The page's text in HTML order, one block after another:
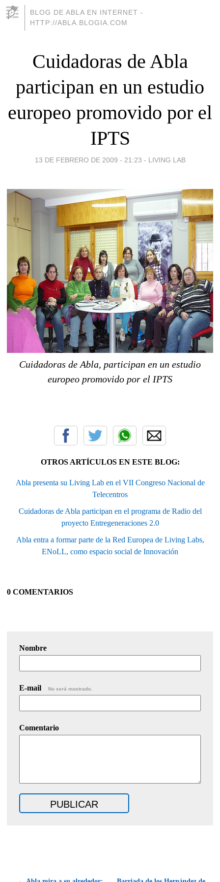
BLOG DE ABLA EN INTERNET -
HTTP://ABLA.BLOGIA.COM
Cuidadoras de Abla
participan en un estudio
europeo promovido por el
IPTS
13 DE FEBRERO DE 2009 - 21:23 - LIVING LAB
Cuidadoras de Abla, participan en un estudio
europeo promovido por el IPTS
OTROS ARTÍCULOS EN ESTE BLOG:
Abla presenta su Living Lab en el VII Congreso Nacional de
Telecentros
Cuidadoras de Abla participan en el programa de Radio del
proyecto Entregeneraciones 2.0
Abla entra a formar parte de la Red Europea de Living Labs,
ENoLL, como espacio social de Innovación
0 COMENTARIOS
Nombre
E-mail No será mostrado.
Comentario